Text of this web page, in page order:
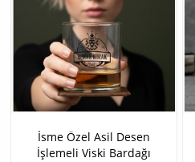
İsme Özel Asil Desen
İşlemeli Viski Bardağı